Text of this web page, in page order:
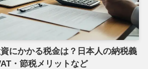
にかかる税金は？日本人の納税義
・節税メリットなど